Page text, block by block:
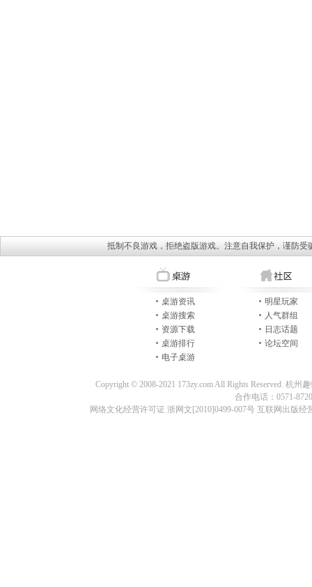
抵制不良游戏，拒绝盗版游戏。注意自我保护，谨防
桌游资讯
桌游搜索
资源下载
桌游排行
电子桌游
明星玩家
人气群组
日志话题
论坛空间
Copyright © 2008-2021 173zy.com All Rights Reserved. 杭
合作电话：0571-
网络文化经营许可证 浙网文[2010]0499-007号 互联网出版